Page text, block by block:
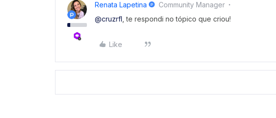
Renata Lapetina Community Manager
@cruzrfl , te respondi no tópico que criou!
Like